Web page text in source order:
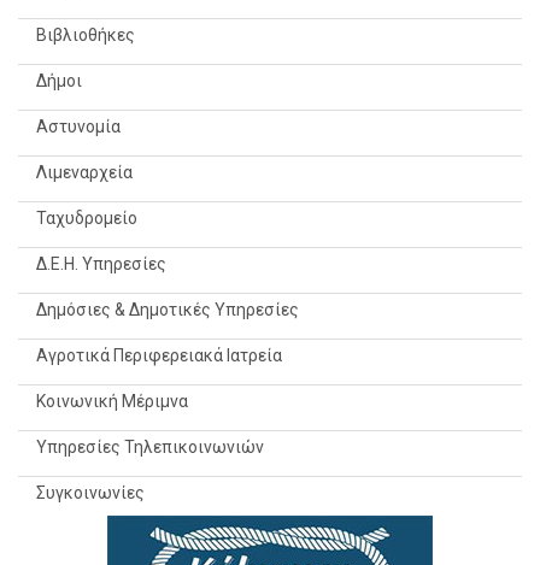
Βιβλιοθήκες
Δήμοι
Αστυνομία
Λιμεναρχεία
Ταχυδρομείο
Δ.Ε.Η. Υπηρεσίες
Δημόσιες & Δημοτικές Υπηρεσίες
Αγροτικά Περιφερειακά Ιατρεία
Κοινωνική Μέριμνα
Υπηρεσίες Τηλεπικοινωνιών
Συγκοινωνίες